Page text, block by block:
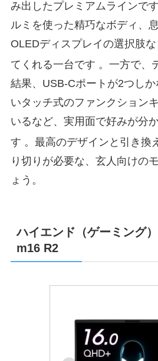
み出したプレミアムラインで
ルミを使った精巧なボディ、
OLEDディスプレイの選択肢
てくれる一台です 。一方で、
結果、USB-Cポートが2つし
いタッチ式のファンクション
いるなど、実用面で好みが分
す 。最高のデザインと引き換
り切りが必要な、玄人向けの
ょう。
ハイエンド（ゲーミング
m16 R2